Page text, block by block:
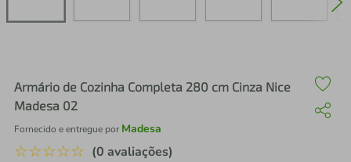
Armário de Cozinha Completa 280 cm Cinza Nice
Madesa 02
Fornecido e entregue por Madesa
☆☆☆☆☆ (0 avaliações)